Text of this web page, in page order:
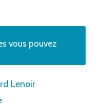
vous pouvez
Lenoir